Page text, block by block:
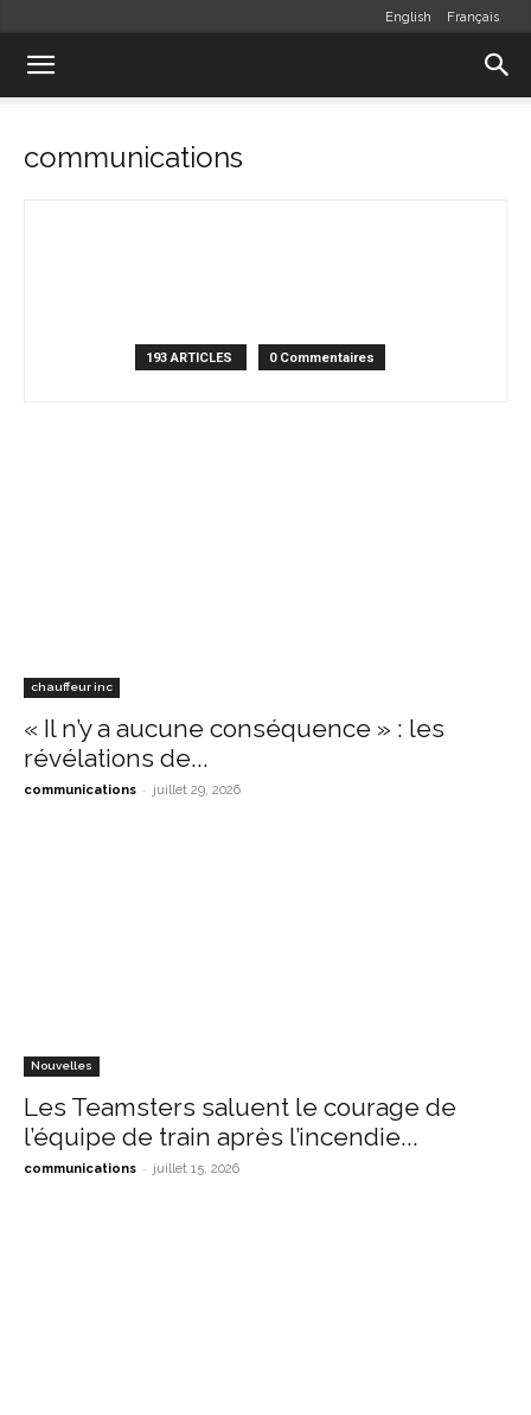
English Français
communications
193 ARTICLES 0 Commentaires
chauffeur inc
« Il n’y a aucune conséquence » : les
révélations de...
communications - juillet 29, 2026
Nouvelles
Les Teamsters saluent le courage de
l’équipe de train après l’incendie...
communications - juillet 15, 2026